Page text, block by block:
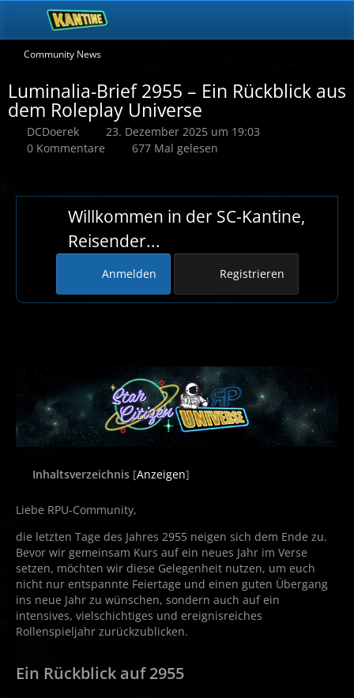
Community News
Luminalia-Brief 2955 – Ein Rückblick aus
dem Roleplay Universe
DCDoerek
23. Dezember 2025 um 19:03
0 Kommentare
677 Mal gelesen
Willkommen in der SC-Kantine,
Reisender...
Anmelden Registrieren
Inhaltsverzeichnis [Anzeigen]
Liebe RPU-Community,
die letzten Tage des Jahres 2955 neigen sich dem Ende zu.
Bevor wir gemeinsam Kurs auf ein neues Jahr im Verse
setzen, möchten wir diese Gelegenheit nutzen, um euch
nicht nur entspannte Feiertage und einen guten Übergang
ins neue Jahr zu wünschen, sondern auch auf ein
intensives, vielschichtiges und ereignisreiches
Rollenspieljahr zurückzublicken.
Ein Rückblick auf 2955